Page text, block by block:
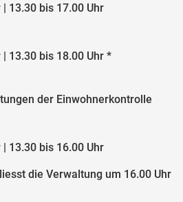
13.30 bis 17.00 Uhr
13.30 bis 18.00 Uhr *
der Einwohnerkontrolle
13.30 bis 16.00 Uhr
die Verwaltung um 16.00 Uhr